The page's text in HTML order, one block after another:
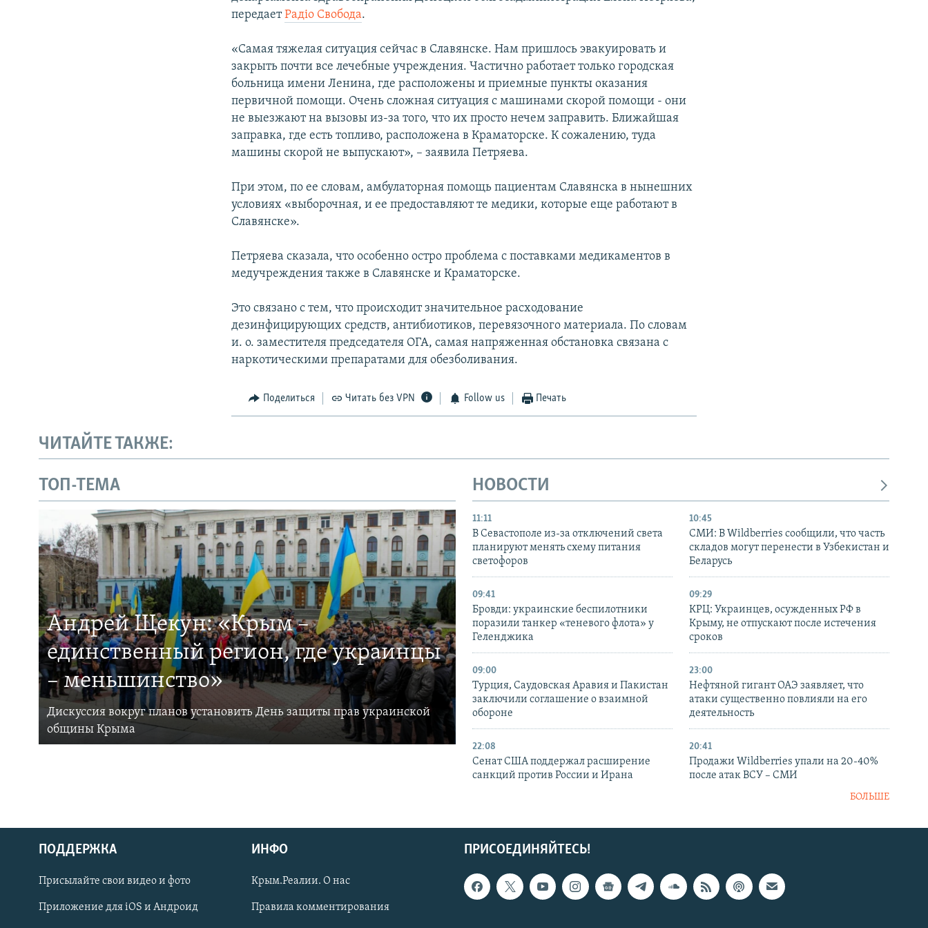
Українською
Qırımtatar
передаетРадiо Свобода.
«Самая тяжелая ситуация сейчас в Славянске. Нам пришлось эвакуировать и
закрыть почти все лечебные учреждения. Частично работает только городская
больница имени Ленина, где расположены и приемные пункты оказания
первичной помощи. Очень сложная ситуация с машинами скорой помощи - они
не выезжают на вызовы из-за того, что их просто нечем заправить. Ближайшая
заправка, где есть топливо, расположена в Краматорске. К сожалению, туда
машины скорой не выпускают», – заявила Петряева.
При этом, по ее словам, амбулаторная помощь пациентам Славянска в нынешних
условиях «выборочная, и ее предоставляют те медики, которые еще работают в
Славянске».
Петряева сказала, что особенно остро проблема с поставками медикаментов в
медучреждения также в Славянске и Краматорске.
Это связано с тем, что происходит значительное расходование
дезинфицирующих средств, антибиотиков, перевязочного материала. По словам
и. о. заместителя председателя ОГА, самая напряженная обстановка связана с
наркотическими препаратами для обезболивания.
Поделиться Читать без VPN Follow us Печать
ЧИТАЙТЕ ТАКЖЕ:
ТОП-ТЕМА
Андрей Щекун: «Крым –
единственный регион, где украинцы
– меньшинство»
Дискуссия вокруг планов установить День защиты прав украинской
общины Крыма
НОВОСТИ
11:11
В Севастополе из-за отключений света
планируют менять схему питания
светофоров
10:45
СМИ: В Wildberries сообщили, что часть
складов могут перенести в Узбекистан и
Беларусь
09:41
Бровди: украинские беспилотники
поразили танкер «теневого флота» у
Геленджика
09:29
КРЦ: Украинцев, осужденных РФ в
Крыму, не отпускают после истечения
сроков
09:00
Турция, Саудовская Аравия и Пакистан
заключили соглашение о взаимной
обороне
23:00
Нефтяной гигант ОАЭ заявляет, что
атаки существенно повлияли на его
деятельность
22:08
Сенат США поддержал расширение
санкций против России и Ирана
20:41
Продажи Wildberries упали на 20-40%
после атак ВСУ – СМИ
БОЛЬШЕ
ПРИСОЕДИНЯЙТЕСЬ!
ПОДДЕРЖКА
Присылайте свои видео и фото
Приложение для iOS и Андроид
ИНФО
Крым.Реалии. О нас
Правила комментирования